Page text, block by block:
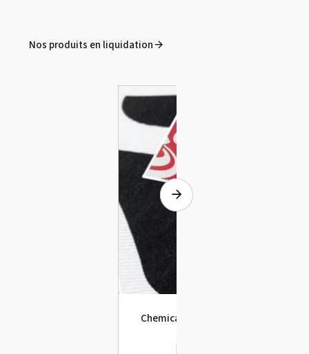
Nos produits en liquidation
Chemica Hotmark Révolution - petit